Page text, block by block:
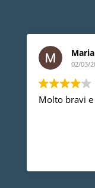
02/03/
Molto bravi